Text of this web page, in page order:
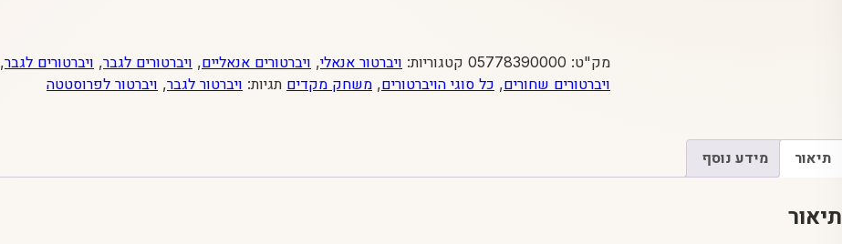
מק"ט: 05778390000 קטגוריות: ויברטור אנאלי, ויברטורים אנאליים, ויברטורים לגבר, ויברטורים לגבר,
ויברטורים שחורים, כל סוגי הויברטורים, משחק מקדים תגיות: ויברטור לגבר, ויברטור לפרוסטטה
תיאור מידע נוסף
תיאור